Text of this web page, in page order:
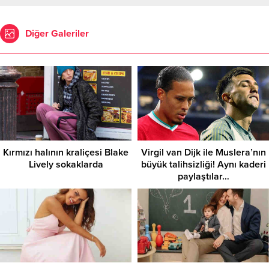
Diğer Galeriler
Kırmızı halının kraliçesi Blake
Lively sokaklarda
Virgil van Dijk ile Muslera’nın
büyük talihsizliği! Aynı kaderi
paylaştılar…